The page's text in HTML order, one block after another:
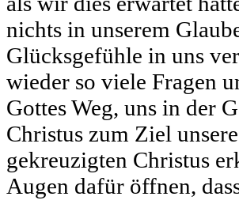
nichts in unserem
Glücksgefühle in uns
wieder so viele Fragen
Gottes Weg, uns in der
Christus zum Ziel
gekreuzigten Christus
Augen dafür öffnen,